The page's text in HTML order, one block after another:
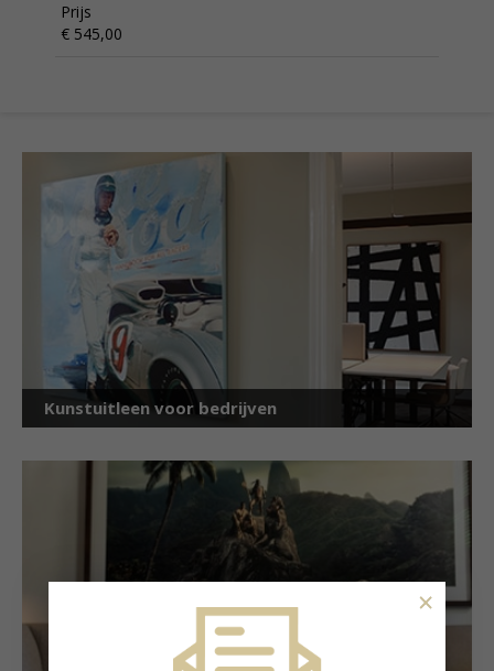
Prijs
€ 545,00
Kunstuitleen voor bedrijven
×